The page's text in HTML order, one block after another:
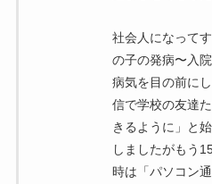
社会人になって
の子の発病〜入
病気を目の前に
信で学校の友達
きるように」と
しましたがもう
時は「パソコン